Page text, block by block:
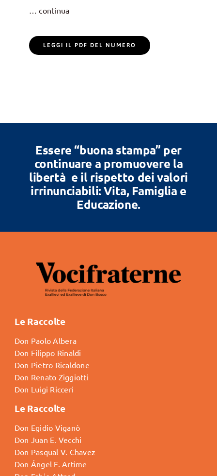
… continua
LEGGI IL PDF DEL NUMERO
Essere “buona stampa” per
continuare a promuovere la
libertà e il rispetto dei valori
irrinunciabili: Vita, Famiglia e
Educazione.
Le Raccolte
Don Paolo Albera
Don Filippo Rinaldi
Don Pietro Ricaldone
Don Renato Ziggiotti
Don Luigi Ricceri
Le Raccolte
Don Egidio Viganò
Don Juan E. Vecchi
Don Pasqual V. Chavez
Don Ángel F. Artime